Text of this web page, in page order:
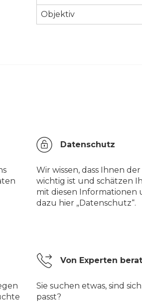
Objektiv
Datenschutz
Wir wissen, dass Ihnen
wichtig ist und schätzen
mit diesen Informationen
dazu hier „Datenschutz“.
Von Experten
Sie suchen etwas, sind
passt?